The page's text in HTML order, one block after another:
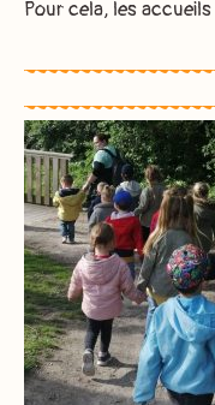
Pour cela, les